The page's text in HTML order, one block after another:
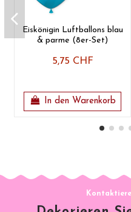
Eiskönigin Luftballons blau
& parme (8er-Set)
5,75 CHF
In den Warenkorb